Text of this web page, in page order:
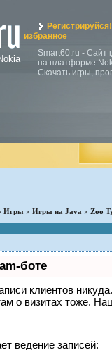
Регистрируйся!
избранное
Smart60.ru - Сайт
на платформе
Скачать игры,
Игры » Игры на Java » Zoo
боте
клиентов
о визитах тоже.
ведение записей: